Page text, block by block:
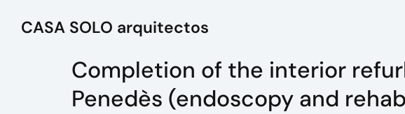
CASA SOLO arquitectos
Completion of the interior
Penedès (endoscopy and